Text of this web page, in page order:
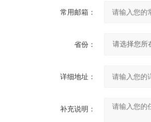
常用邮箱：
省份：
详细地址：
补充说明：